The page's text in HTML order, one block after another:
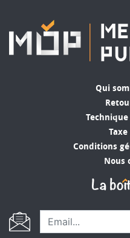
Qui
Conditions
Nous